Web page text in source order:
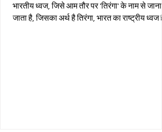
भारतीय ध्वज, जिसे आम तौर पर 'तिरंगा' के नाम से जाना
जाता है, जिसका अर्थ है तिरंगा, भारत का राष्ट्रीय ध्वज